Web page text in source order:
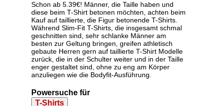
Schon ab 5.39€! Männer, die Taille haben und
diese beim T-Shirt betonen möchten, achten beim
Kauf auf taillierte, die Figur betonende T-Shirts.
Während Slim-Fit T-Shirts, die insgesamt schmal
geschnitten sind, sehr schlanke Männer am
besten zur Geltung bringen, greifen athletisch
gebaute Herren gern auf taillierte T-Shirt Modelle
zurück, die in der Schulter weiter und in der Taille
enger gestaltet sind, ohne zu eng am Körper
anzuliegen wie die Bodyfit-Ausführung.
Powersuche für
T-Shirts